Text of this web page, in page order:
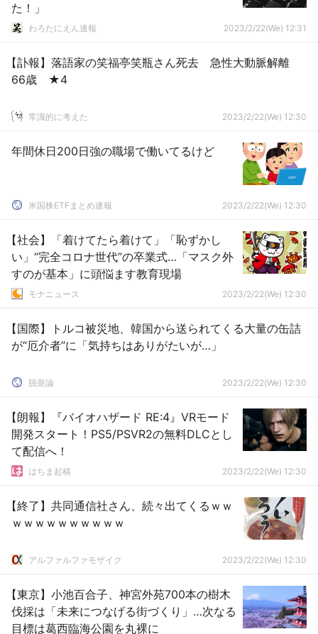
た！」
わろたにえん速報 2023/2/22(We) 12:31
【訃報】落語家の笑福亭笑瓶さん死去 急性大動脈解離
66歳 ★4
常識的に考えた 2023/2/22(We) 12:30
年間休日200日強の職場で働いてるけど
米国株ETFまとめ速報 2023/2/22(We) 12:30
【社会】「着けてたら着けて」「恥ずかし
い」“完全コロナ世代”の卒業式…「マスク外
すのが基本」に頭悩ます教育現場
モナニュース 2023/2/22(We) 12:30
【国際】トルコ被災地、韓国から送られてくる大量の缶詰
が“厄介者”に「気持ちはありがたいが…」
脱亜論 2023/2/22(We) 12:30
【朗報】『バイオハザード RE:4』VRモード
開発スタート！PS5/PSVR2の無料DLCとし
て配信へ！
はちま起稿 2023/2/22(We) 12:30
【終了】共同通信社さん、続々出てくるｗｗ
ｗｗｗｗｗｗｗｗｗｗ
アルファルファモザイク 2023/2/22(We) 12:30
【東京】小池百合子、神宮外苑700本の樹木
伐採は「未来につなげる街づくり」…次なる
目標は葛西臨海公園を丸裸に